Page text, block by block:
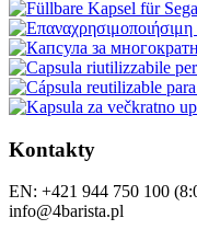
Kontakty
EN: +421 944 750 100
info@4barista.pl